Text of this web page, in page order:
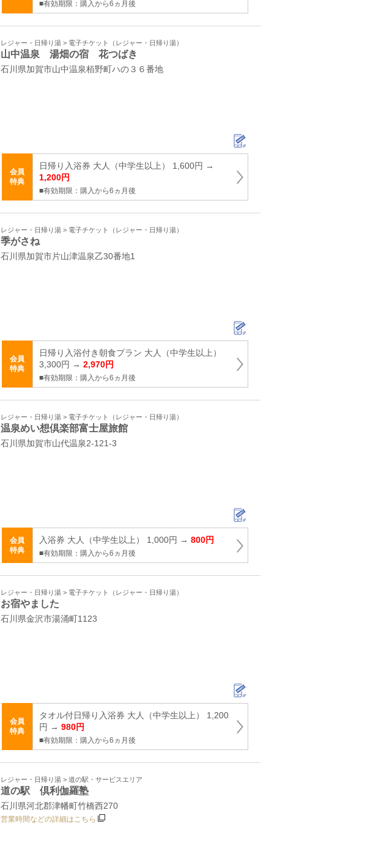
■有効期限：購入から6ヵ月後
レジャー・日帰り湯 > 電子チケット（レジャー・日帰り湯）
山中温泉 湯畑の宿 花つばき
石川県加賀市山中温泉栢野町ハの３６番地
会員
特典
日帰り入浴券 大人（中学生以上） 1,600円 →
1,200円
■有効期限：購入から6ヵ月後
レジャー・日帰り湯 > 電子チケット（レジャー・日帰り湯）
季がさね
石川県加賀市片山津温泉乙30番地1
会員
特典
日帰り入浴付き朝食プラン 大人（中学生以上）
3,300円 → 2,970円
■有効期限：購入から6ヵ月後
レジャー・日帰り湯 > 電子チケット（レジャー・日帰り湯）
温泉めい想倶楽部富士屋旅館
石川県加賀市山代温泉2-121-3
会員
特典
入浴券 大人（中学生以上） 1,000円 → 800円
■有効期限：購入から6ヵ月後
レジャー・日帰り湯 > 電子チケット（レジャー・日帰り湯）
お宿やました
石川県金沢市湯涌町1123
会員
特典
タオル付日帰り入浴券 大人（中学生以上） 1,200
円 → 980円
■有効期限：購入から6ヵ月後
レジャー・日帰り湯 > 道の駅・サービスエリア
道の駅 倶利伽羅塾
石川県河北郡津幡町竹橋西270
営業時間などの詳細はこちら